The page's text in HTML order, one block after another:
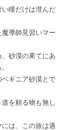
瞳だけは澄んだ
導師見習いマー
砂漠の果てにあ
ギニア砂漠とで
を頼る物も無し
は、この旅は過